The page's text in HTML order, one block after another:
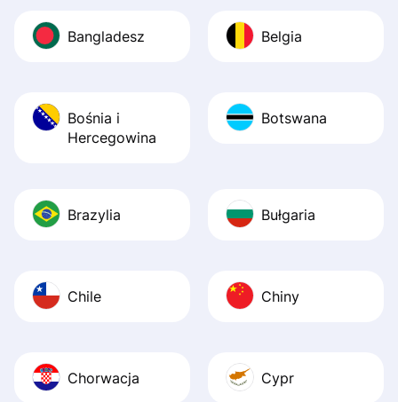
Bangladesz Belgia
Bośnia i
Hercegowina
Botswana
Brazylia Bułgaria
Chile Chiny
Chorwacja Cypr